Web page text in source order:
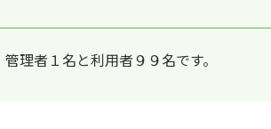
回答
管理者１名と利用者９９名です。